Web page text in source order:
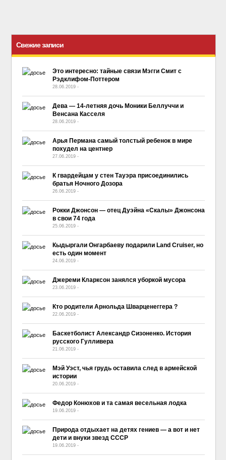
Свежие записи
Это интересно: тайные связи Мэгги Смит с
Рэдклифом-Поттером
28.06.2019 -
Дева — 14-летняя дочь Моники Беллуччи и
Венсана Касселя
28.06.2019 -
Арья Пермана самый толстый ребенок в мире
похудел на центнер
27.06.2019 -
К гвардейцам у стен Тауэра присоединились
братья Ночного Дозора
26.06.2019 -
Рокки Джонсон — отец Дуэйна «Скалы» Джонсона
в свои 74 года
25.06.2019 -
Кыдыргали Онгарбаеву подарили Land Cruiser, но
есть один момент
24.06.2019 -
Джереми Кларксон занялся уборкой мусора
23.06.2019 -
Кто родители Арнольда Шварценеггера ?
22.06.2019 -
Баскетболист Александр Сизоненко. История
русского Гулливера
21.06.2019 -
Мэй Уэст, чья грудь оставила след в армейской
истории
20.06.2019 -
Федор Конюхов и та самая весельная лодка
19.06.2019 -
Природа отдыхает на детях гениев — а вот и нет
дети и внуки звезд СССР
19.06.2019 -